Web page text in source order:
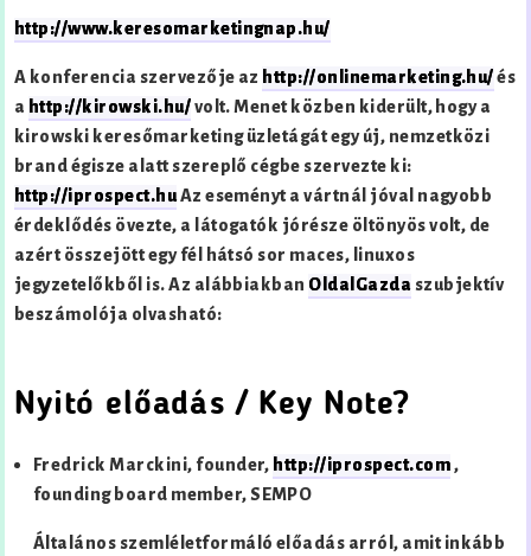
http://www.keresomarketingnap.hu/
A konferencia szervezője az http://onlinemarketing.hu/és
a http://kirowski.hu/volt. Menet közben kiderült, hogy a
kirowski keresőmarketing üzletágát egy új, nemzetközi
brand égisze alatt szereplő cégbe szervezte ki:
http://iprospect.huAz eseményt a vártnál jóval nagyobb
érdeklődés övezte, a látogatók jórésze öltönyös volt, de
azért összejött egy fél hátsó sor maces, linuxos
jegyzetelőkből is. Az alábbiakban OldalGazda szubjektív
beszámolója olvasható:
Nyitó előadás / Key Note?
Fredrick Marckini, founder, http://iprospect.com,
founding board member, SEMPO
Általános szemléletformáló előadás arról, amit inkább